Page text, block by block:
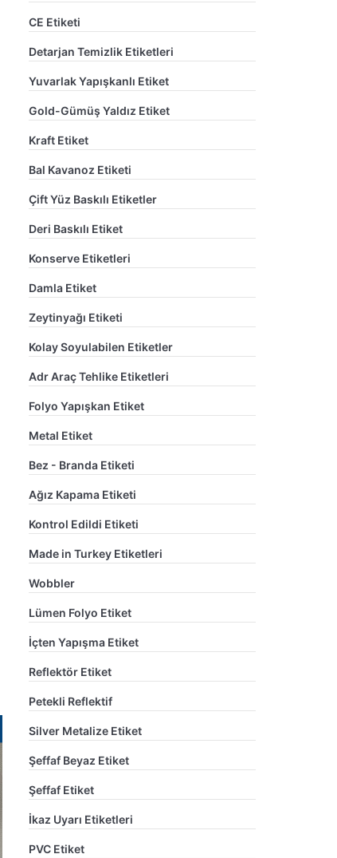
CE Etiketi
Detarjan Temizlik Etiketleri
Yuvarlak Yapışkanlı Etiket
Gold-Gümüş Yaldız Etiket
Kraft Etiket
Bal Kavanoz Etiketi
Çift Yüz Baskılı Etiketler
Deri Baskılı Etiket
Konserve Etiketleri
Damla Etiket
Zeytinyağı Etiketi
Kolay Soyulabilen Etiketler
Adr Araç Tehlike Etiketleri
Folyo Yapışkan Etiket
Metal Etiket
Bez - Branda Etiketi
Ağız Kapama Etiketi
Kontrol Edildi Etiketi
Made in Turkey Etiketleri
Wobbler
Lümen Folyo Etiket
İçten Yapışma Etiket
Reflektör Etiket
Petekli Reflektif
Silver Metalize Etiket
Şeffaf Beyaz Etiket
Şeffaf Etiket
İkaz Uyarı Etiketleri
PVC Etiket